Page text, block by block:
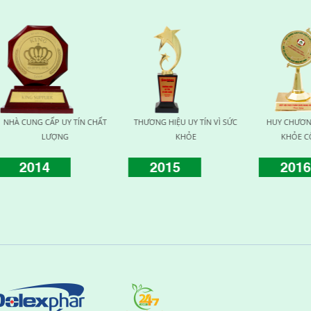
CHẤT
THƯƠNG HIỆU UY TÍN VÌ SỨC
HUY CHƯƠNG VÀNG VÌ SỨC